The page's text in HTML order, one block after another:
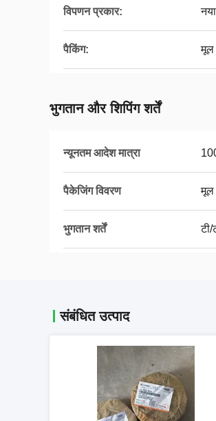
विपणन प्रकार: नया
पैकिंग: मूल
भुगतान और शिपिंग शर्तें
न्यूनतम आदेश मात्रा
पैकेजिंग विवरण मूल
भुगतान शर्तें टी/
संबंधित उत्पाद